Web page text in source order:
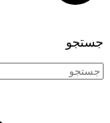
جستجو